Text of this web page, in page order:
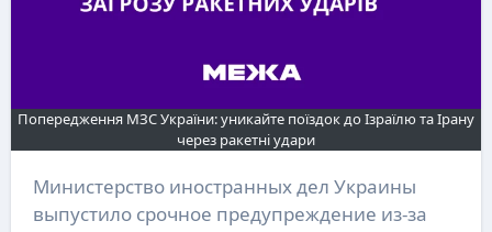
Попередження МЗС України: уникайте поїздок до Ізраїлю та Ірану
через ракетні удари
Министерство иностранных дел Украины
выпустило срочное предупреждение из-за